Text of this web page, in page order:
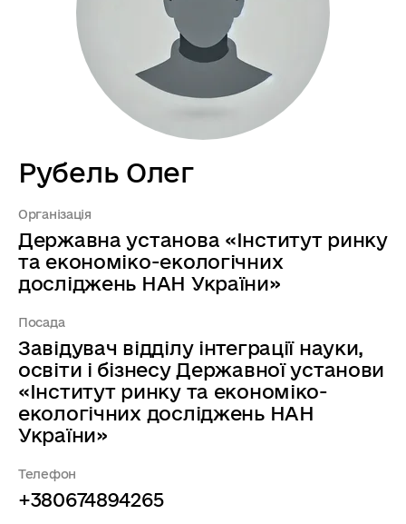
Рубель Олег
Організація
Державна установа «Інститут ринку
та економіко-екологічних
досліджень НАН України»
Посада
Завідувач відділу інтеграції науки,
освіти і бізнесу Державної установи
«Інститут ринку та економіко-
екологічних досліджень НАН
України»
Телефон
+380674894265